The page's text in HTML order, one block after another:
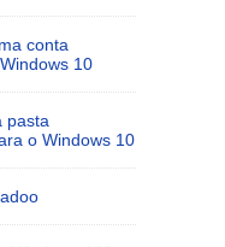
conta
10
pasta
o Windows 10